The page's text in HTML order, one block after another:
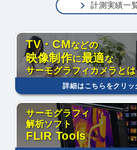
計測実績一
TV・CMなどの
映像制作に最適な
サーモグラフィカメラと
詳細はこちらをクリッ
サーモグラフィ
解析ソフト
FLIR Tools